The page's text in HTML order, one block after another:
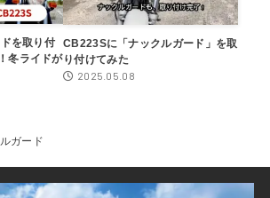
を取り付
冬ライドが
CB223Sに「ナックルガード」を取
り付けてみた
2025.05.08
ガード